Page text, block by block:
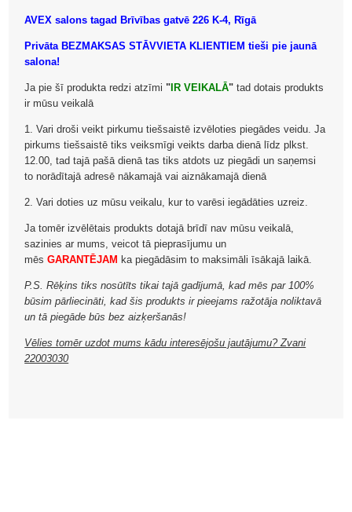
AVEX salons tagad Brīvības gatvē 226 K-4, Rīgā
Privāta BEZMAKSAS STĀVVIETA KLIENTIEM tieši pie jaunā
salona!
Ja pie šī produkta redzi atzīmi " IR VEIKALĀ" tad dotais produkts
ir mūsu veikalā
1. Vari droši veikt pirkumu tiešsaistē izvēloties piegādes veidu. Ja
pirkums tiešsaistē tiks veiksmīgi veikts darba dienā līdz plkst.
12.00, tad tajā pašā dienā tas tiks atdots uz piegādi un saņemsi
to norādītajā adresē nākamajā vai aiznākamajā dienā
2. Vari doties uz mūsu veikalu, kur to varēsi iegādāties uzreiz.
Ja tomēr izvēlētais produkts dotajā brīdī nav mūsu veikalā,
sazinies ar mums, veicot tā pieprasījumu un
mēsGARANTĒJAM ka piegādāsim to maksimāli īsākajā laikā.
P.S. Rēķins tiks nosūtīts tikai tajā gadījumā, kad mēs par 100%
būsim pārliecināti, kad šis produkts ir pieejams ražotāja noliktavā
un tā piegāde būs bez aizķeršanās!
Vēlies tomēr uzdot mums kādu interesējošu jautājumu? Zvani
22003030